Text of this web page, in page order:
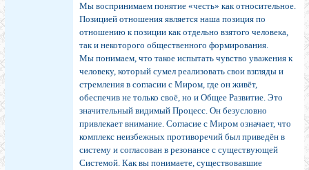
Мы воспринимаем понятие «честь» как относительное.
Позицией отношения является наша позиция по
отношению к позиции как отдельно взятого человека,
так и некоторого общественного формирования.
Мы понимаем, что такое испытать чувство уважения к
человеку, который сумел реализовать свои взгляды и
стремления в согласии с Миром, где он живёт,
обеспечив не только своё, но и Общее Развитие. Это
значительный видимый Процесс. Он безусловно
привлекает внимание. Согласие с Миром означает, что
комплекс неизбежных противоречий был приведён в
систему и согласован в резонансе с существующей
Системой. Как вы понимаете, существовавшие